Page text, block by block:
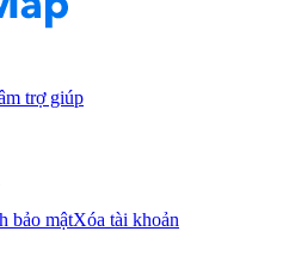
trợ giúp
bảo mậtXóa tài khoản